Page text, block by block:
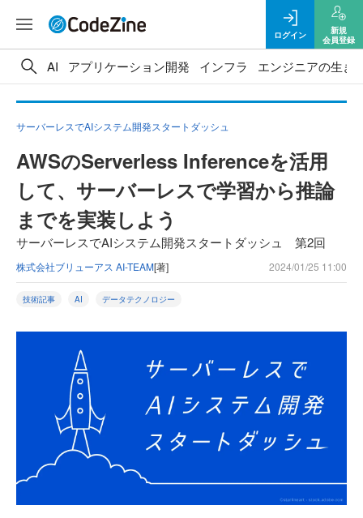
ログイン
新規
会員登録
AI アプリケーション開発 インフラ エンジニアの生き
サーバーレスでAIシステム開発スタートダッシュ
AWSのServerless Inferenceを活用
して、サーバーレスで学習から推論
までを実装しよう
サーバーレスでAIシステム開発スタートダッシュ 第2回
株式会社ブリューアス AI-TEAM[著] 2024/01/25 11:00
技術記事 AI データテクノロジー